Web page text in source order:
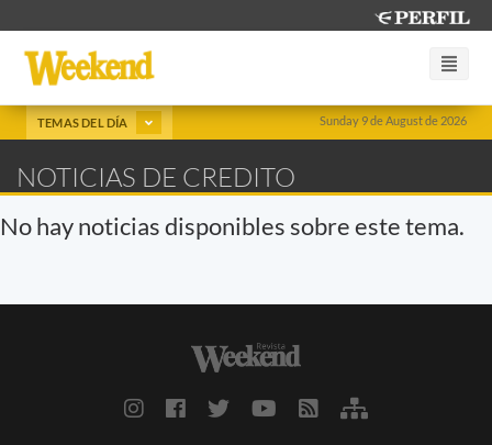
Sunday 9 de August de 2026
TEMAS DEL DÍA
NOTICIAS DE CREDITO
No hay noticias disponibles sobre este tema.